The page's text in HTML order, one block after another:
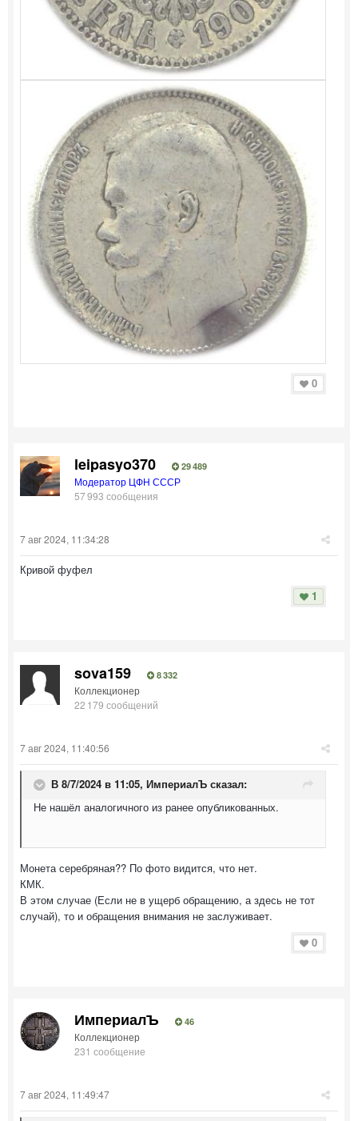
0
leipasyo370 29 489
Модератор ЦФН СССР
57 993 сообщения
7 авг 2024, 11:34:28
Кривой фуфел
1
sova159 8 332
Коллекционер
22 179 сообщений
7 авг 2024, 11:40:56
В 8/7/2024 в 11:05, ИмпериалЪ сказал:
Не нашёл аналогичного из ранее опубликованных.
Монета серебряная?? По фото видится, что нет.
КМК.
В этом случае (Если не в ущерб обращению, а здесь не тот
случай), то и обращения внимания не заслуживает.
0
ИмпериалЪ 46
Коллекционер
231 сообщение
7 авг 2024, 11:49:47